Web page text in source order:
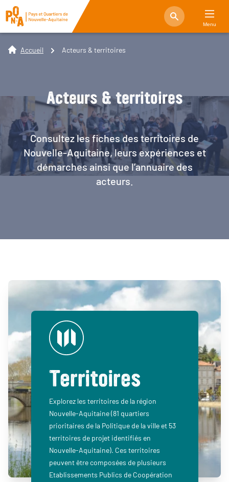
Menu
Accueil Acteurs & territoires
Acteurs & territoires
Consultez les fiches des territoires de
Nouvelle-Aquitaine, leurs expériences et
démarches ainsi que l’annuaire des
acteurs.
Territoires
Explorez les territoires de la région
Nouvelle-Aquitaine (81 quartiers
prioritaires de la Politique de la ville et 53
territoires de projet identifiés en
Nouvelle-Aquitaine). Ces territoires
peuvent être composées de plusieurs
Etablissements Publics de Coopération